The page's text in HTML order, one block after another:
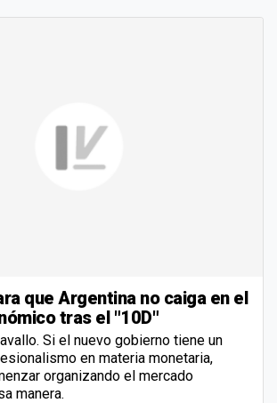
que Argentina no caiga en el
tras el "10D"
Si el nuevo gobierno tiene un
en materia monetaria,
organizando el mercado
manera.